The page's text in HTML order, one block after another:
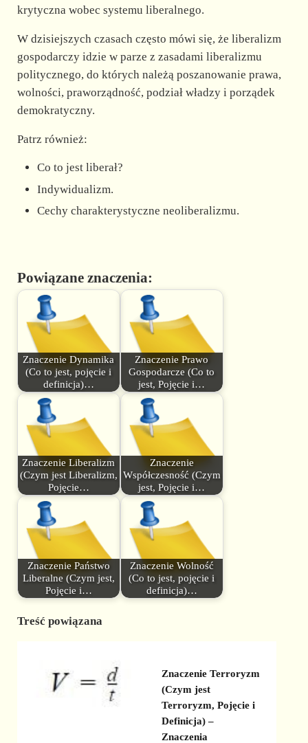
krytyczna wobec systemu liberalnego.
W dzisiejszych czasach często mówi się, że liberalizm
gospodarczy idzie w parze z zasadami liberalizmu
politycznego, do których należą poszanowanie prawa,
wolności, praworządność, podział władzy i porządek
demokratyczny.
Patrz również:
Co to jest liberał?
Indywidualizm.
Cechy charakterystyczne neoliberalizmu.
Powiązane znaczenia:
Znaczenie Dynamika
(Co to jest, pojęcie i
definicja)…
Znaczenie Prawo
Gospodarcze (Co to
jest, Pojęcie i…
Znaczenie Liberalizm
(Czym jest Liberalizm,
Pojęcie…
Znaczenie
Współczesność (Czym
jest, Pojęcie i…
Znaczenie Państwo
Liberalne (Czym jest,
Pojęcie i…
Znaczenie Wolność
(Co to jest, pojęcie i
definicja)…
Treść powiązana
Znaczenie Terroryzm
(Czym jest
Terroryzm, Pojęcie i
Definicja) –
Znaczenia